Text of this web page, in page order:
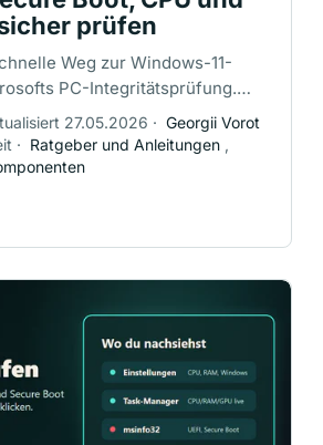
prüfen
Weg zur Windows-11-
PC-Integritätsprüfung.
eingebaute Windows-
für TPM 2.0 und msinfo32 …
27.05.2026 · Georgii Vorot
· Ratgeber und Anleitungen ,